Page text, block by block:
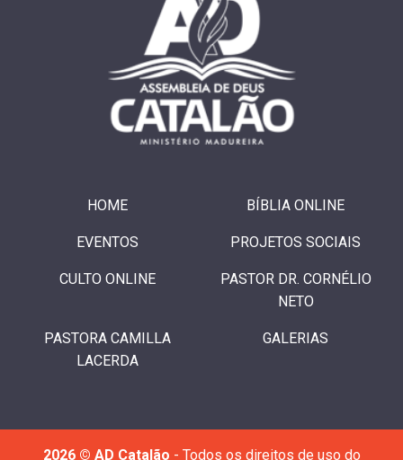
HOME BÍBLIA ONLINE
EVENTOS PROJETOS SOCIAIS
CULTO ONLINE
PASTOR DR. CORNÉLIO
NETO
PASTORA CAMILLA
LACERDA
GALERIAS
2026 © AD Catalão - Todos os direitos de uso do